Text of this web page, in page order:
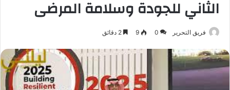
الثاني للجودة وسلامة المرضى
فريق التحرير 0
9